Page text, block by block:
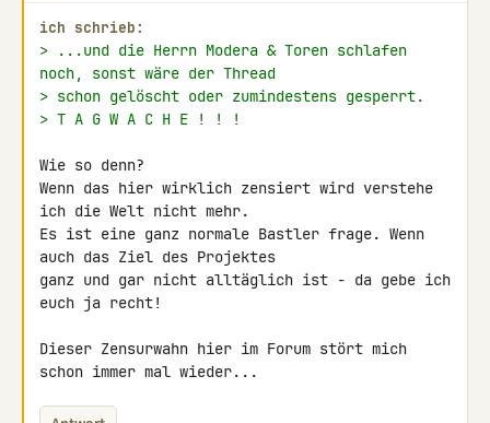
ich schrieb:
> ...und die Herrn Modera & Toren schlafen
noch, sonst wäre der Thread
> schon gelöscht oder zumindestens gesperrt.
> T A G W A C H E ! ! !
Wie so denn?
Wenn das hier wirklich zensiert wird verstehe
ich die Welt nicht mehr.
Es ist eine ganz normale Bastler frage. Wenn
auch das Ziel des Projektes
ganz und gar nicht alltäglich ist - da gebe ich
euch ja recht!
Dieser Zensurwahn hier im Forum stört mich
schon immer mal wieder...